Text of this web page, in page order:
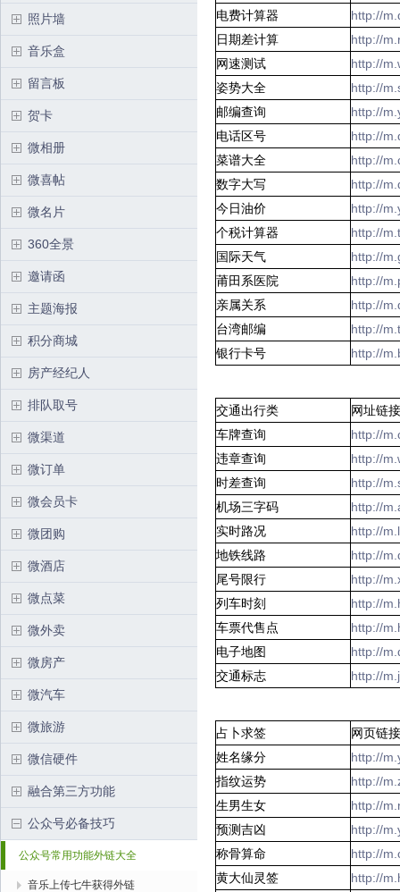
照片墙
音乐盒
留言板
贺卡
微相册
微喜帖
微名片
360全景
邀请函
主题海报
积分商城
房产经纪人
排队取号
微渠道
微订单
微会员卡
微团购
微酒店
微点菜
微外卖
微房产
微汽车
微旅游
微信硬件
融合第三方功能
公众号必备技巧
公众号常用功能外链大全
音乐上传七牛获得外链
电费计算器
http://
日期差计算
http://
网速测试
http://
姿势大全
http://
邮编查询
http://
电话区号
http://
菜谱大全
http://
数字大写
http://
今日油价
http://
个税计算器
http://
国际天气
http://
莆田系医院
http://
亲属关系
http://
台湾邮编
http://
银行卡号
http://
交通出行类
网址链接
车牌查询
http://
违章查询
http://
时差查询
http://
机场三字码
http://
实时路况
http://
地铁线路
http://
尾号限行
http://
列车时刻
http://
车票代售点
http://
电子地图
http://
交通标志
http://
占卜求签
网页链接
姓名缘分
http://
指纹运势
http://
生男生女
http://
预测吉凶
http://
称骨算命
http://
黄大仙灵签
http://